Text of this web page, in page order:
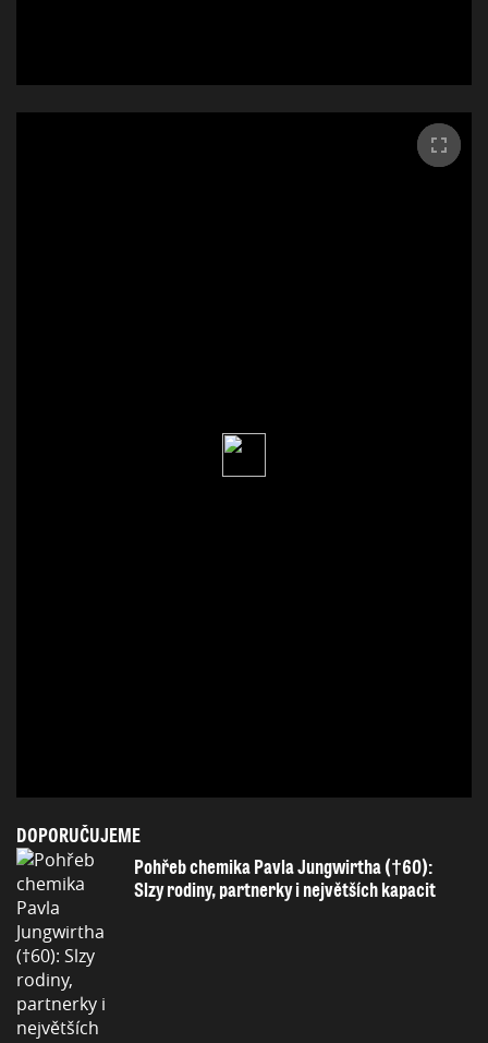
DOPORUČUJEME
Pohřeb chemika Pavla Jungwirtha (†60):
Slzy rodiny, partnerky i největších kapacit